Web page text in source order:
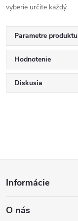
vyberie určite každý.
Parametre produktu
Hodnotenie
Diskusia
Informácie
O nás